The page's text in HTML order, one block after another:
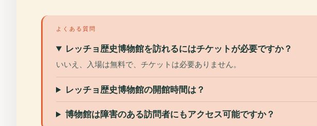
よくある質問
レッチョ歴史博物館を訪れるにはチケットが必要ですか？
いいえ、入場は無料で、チケットは必要ありません。
レッチョ歴史博物館の開館時間は？
博物館は障害のある訪問者にもアクセス可能ですか？